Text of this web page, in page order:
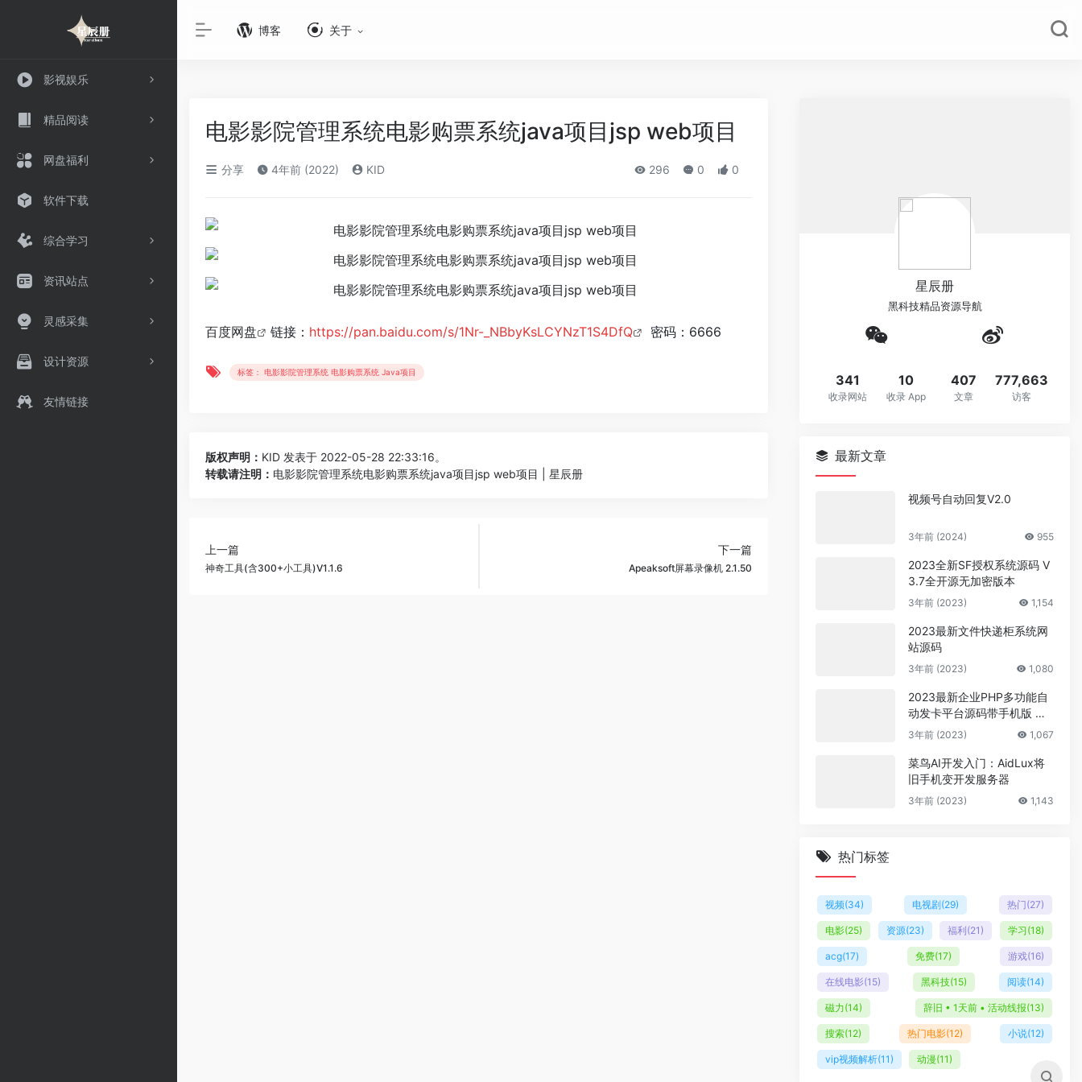
影视娱乐
精品阅读
网盘福利
软件下载
综合学习
资讯站点
灵感采集
设计资源
友情链接
博客 关于
电影影院管理系统电影购票系统java项目jsp web项目
分享 4年前 (2022) KID 296 0 0
百度网盘 链接： https://pan.baidu.com/s/1Nr-_NBbyKsLCYNzT1S4DfQ 密码：6666
标签： 电影影院管理系统 电影购票系统 Java项目
版权声明： KID 发表于 2022-05-28 22:33:16。
转载请注明： 电影影院管理系统电影购票系统java项目jsp web项目 | 星辰册
上一篇
神奇工具(含300+小工具)V1.1.6
下一篇
Apeaksoft屏幕录像机 2.1.50
星辰册
黑科技精品资源导航
341
收录网站
10
收录 App
407
文章
777,663
访客
最新文章
视频号自动回复V2.0
3年前 (2024) 955
2023全新SF授权系统源码 V
3.7全开源无加密版本
3年前 (2023) 1,154
2023最新文件快递柜系统网
站源码
3年前 (2023) 1,080
2023最新企业PHP多功能自
动发卡平台源码带手机版 带
多套商户模板
3年前 (2023) 1,067
菜鸟AI开发入门：AidLux将
旧手机变开发服务器
3年前 (2023) 1,143
热门标签
视频(34) 电视剧(29) 热门(27)
电影(25) 资源(23) 福利(21) 学习(18)
acg(17) 免费(17) 游戏(16)
在线电影(15) 黑科技(15) 阅读(14)
磁力(14) 辞旧 • 1天前 • 活动线报(13)
搜索(12) 热门电影(12) 小说(12)
vip视频解析(11) 动漫(11)